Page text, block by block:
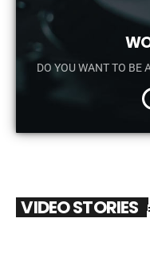
DO YOU WANT TO BE
VIDEO STORIES